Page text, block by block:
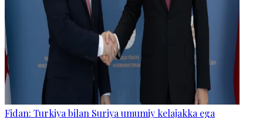
Fidan: Turkiya bilan Suriya umumiy kelajakka ega